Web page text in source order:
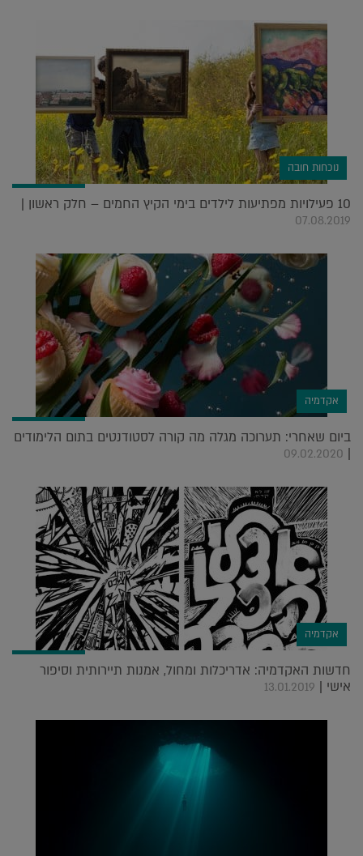
נוכחות חובה
10 פעילויות מפתיעות לילדים בימי הקיץ החמים – חלק ראשון |
07.08.2019
אקדמיה
ביום שאחרי: תערוכה מגלה מה קורה לסטודנטים בתום הלימודים
|
09.02.2020
אקדמיה
חדשות האקדמיה: אדריכלות ומחול, אמנות תיירותית וסיפור
אישי | 13.01.2019